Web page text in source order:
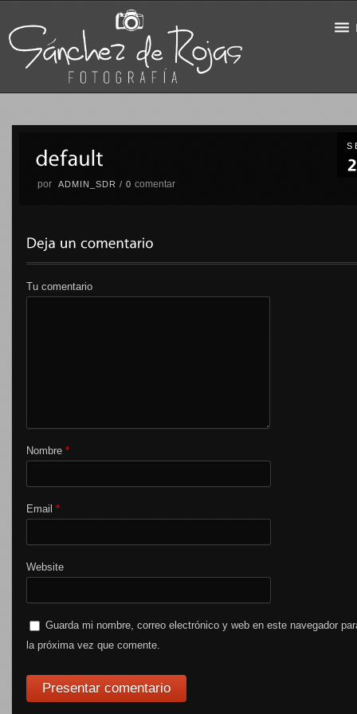
por ADMIN_SDR /0comentar
Tu comentario
Nombre *
Email *
Website
Guarda mi nombre, correo electrónico y web en este navegador
la próxima vez que comente.